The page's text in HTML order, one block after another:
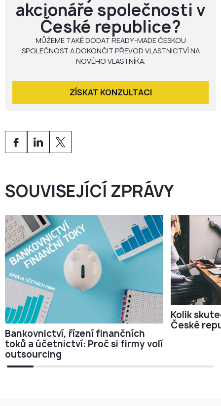
akcionáře společnosti v
České republice?
MŮŽEME TAKÉ DODAT READY-MADE ČESKOU
SPOLEČNOST A DOKONČIT PŘEVOD VLASTNICTVÍ NA
NOVÉHO VLASTNÍKA.
ZÍSKAT KONZULTACI
SOUVISEJÍCÍ ZPRÁVY
Bankovnictví, řízení finančních
toků a účetnictví: Proč si firmy volí
outsourcing
Kolik
České